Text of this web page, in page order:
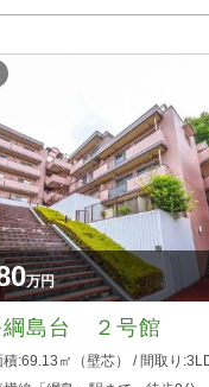
万円
綱島台 ２号館
69.13㎡（壁芯）